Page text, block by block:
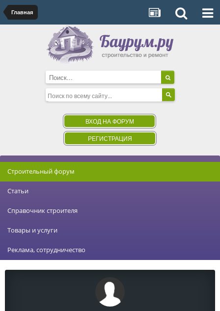
Главная
ВХОД НА ФОРУМ
РЕГИСТРАЦИЯ
Строительный форум
Статьи
Справочник строителя
Товары и услуги
Реклама, сотрудничество